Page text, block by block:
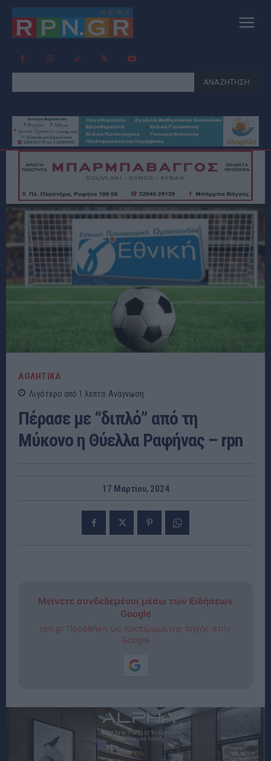
ΑΝΑΖΗΤΗΣΗ
ΑΘΛΗΤΙΚΑ
Λιγότερο από 1 λεπτα Ανάγνωση
Πέρασε με “διπλό” από τη
Μύκονο η Θύελλα Ραφήνας – rpn
17 Μαρτίου, 2024
Μείνετε συνδεδεμένοι μέσω των Ειδήσεων
Google
rpn.gr Προσθήκη ως προτιμώμενης πηγής στην
Google